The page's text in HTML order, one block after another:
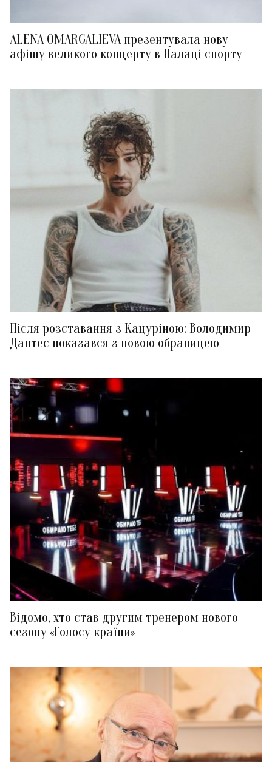
ALENA OMARGALIEVA презентувала нову
афішу великого концерту в Палаці спорту
Після розставання з Кацуріною: Володимир
Дантес показався з новою обраницею
Відомо, хто став другим тренером нового
сезону «Голосу країни»